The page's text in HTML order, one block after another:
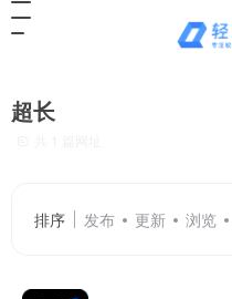
超长
排序 发布 更新 浏览